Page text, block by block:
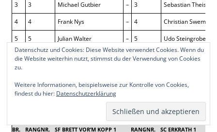
3 3 Michael Gutbier – 3 Sebastian Theis
4 4 Frank Nys – 4 Christian Swemers
5 5 Julian Walter – 5 Udo Steingrobe
6 6 Marvin Walter – 6 Detlef Gotthardt
8 Jochen Boeing Ljubomir Pantic
BR. RANGNR. SF BRETT VOR’M KOPP 1 RANGNR. SC ERKRATH 1
Datenschutz und Cookies: Diese Website verwendet Cookies. Wenn du
die Website weiterhin nutzt, stimmst du der Verwendung von Cookies
zu.
Weitere Informationen, beispielsweise zur Kontrolle von Cookies,
findest du hier: Datenschutzerklärung